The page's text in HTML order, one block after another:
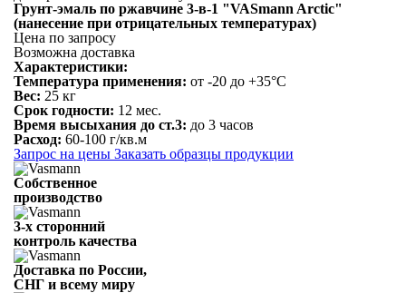
Грунт-эмаль по ржавчине 3-в-1 "VASmann Arctic"
(нанесение при отрицательных температурах)
Цена по запросу
Возможна доставка
Характеристики:
Температура применения: от -20 до +35°С
Вес: 25 кг
Срок годности: 12 мес.
Время высыхания до ст.3: до 3 часов
Расход: 60-100 г/кв.м
Запрос на цены Заказать образцы продукции
Собственное
производство
3-х сторонний
контроль качества
Доставка по России,
СНГ и всему миру